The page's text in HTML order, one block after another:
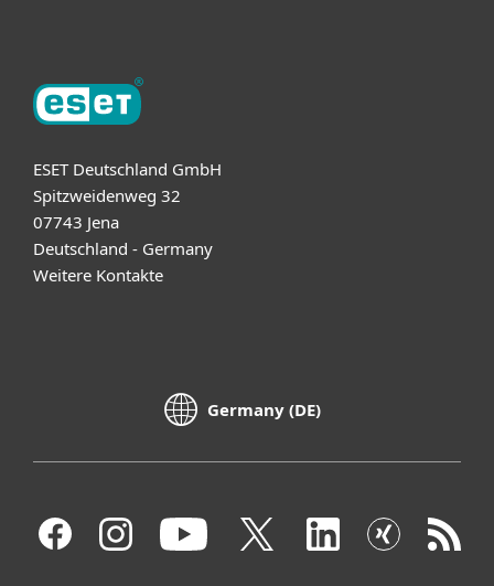
ESET Deutschland GmbH
Spitzweidenweg 32
07743 Jena
Deutschland - Germany
Weitere Kontakte
Germany (DE)